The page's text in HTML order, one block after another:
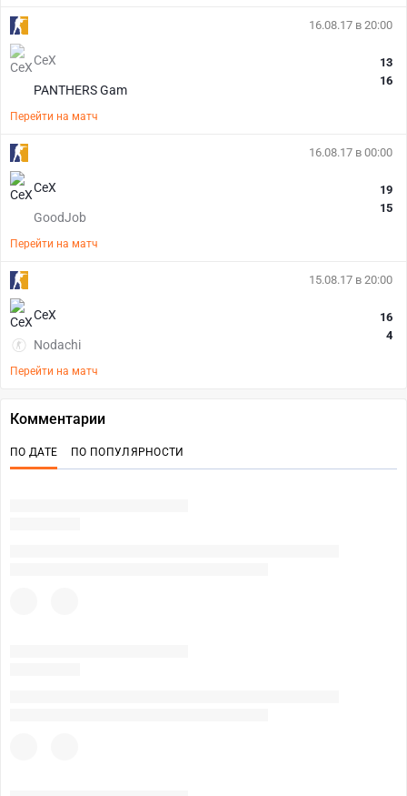
16.08.17 в 20:00
CeX
PANTHERS Gam
13
16
Перейти на матч
16.08.17 в 00:00
CeX
GoodJob
19
15
Перейти на матч
15.08.17 в 20:00
CeX
Nodachi
16
4
Перейти на матч
Комментарии
ПО ДАТЕ ПО ПОПУЛЯРНОСТИ